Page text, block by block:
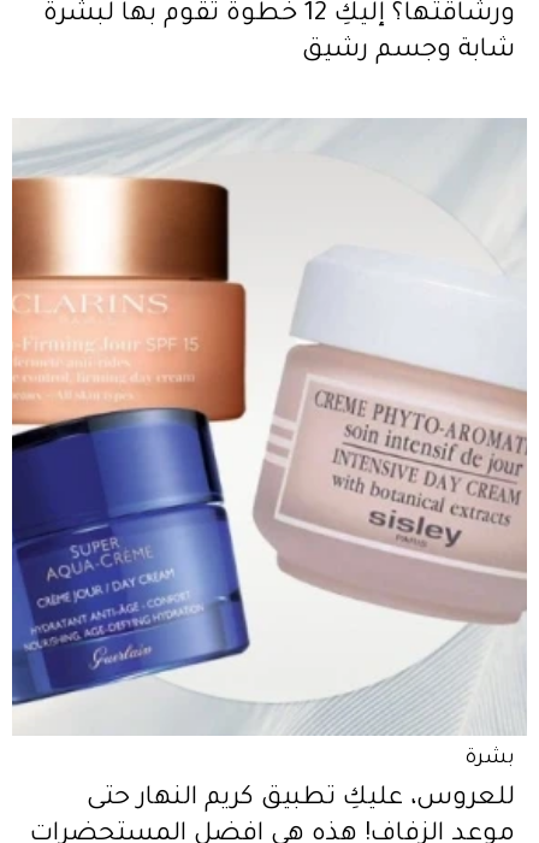
ورشاقتها؟ إليكِ 12 خطوة تقوم بها لبشرة
شابة وجسم رشيق
بشرة
للعروس، عليكِ تطبيق كريم النهار حتى
موعد الزفاف! هذه هي افضل المستحضرات